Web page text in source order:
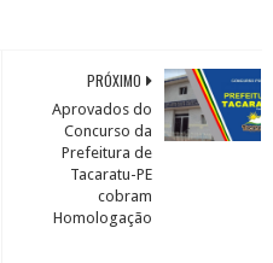
PRÓXIMO
Aprovados do
Concurso da
Prefeitura de
Tacaratu-PE
cobram
Homologação